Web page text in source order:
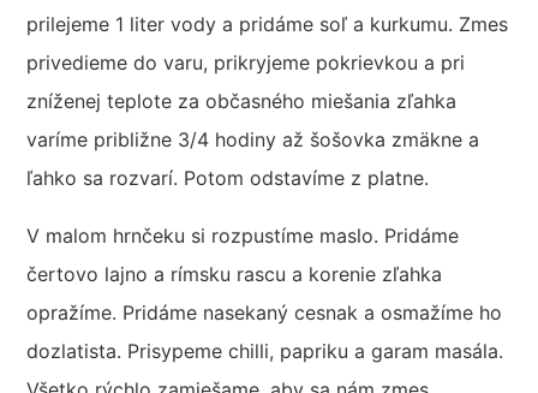
prilejeme 1 liter vody a pridáme soľ a kurkumu. Zmes
privedieme do varu, prikryjeme pokrievkou a pri
zníženej teplote za občasného miešania zľahka
varíme približne 3/4 hodiny až šošovka zmäkne a
ľahko sa rozvarí. Potom odstavíme z platne.
V malom hrnčeku si rozpustíme maslo. Pridáme
čertovo lajno a rímsku rascu a korenie zľahka
opražíme. Pridáme nasekaný cesnak a osmažíme ho
dozlatista. Prisypeme chilli, papriku a garam masála.